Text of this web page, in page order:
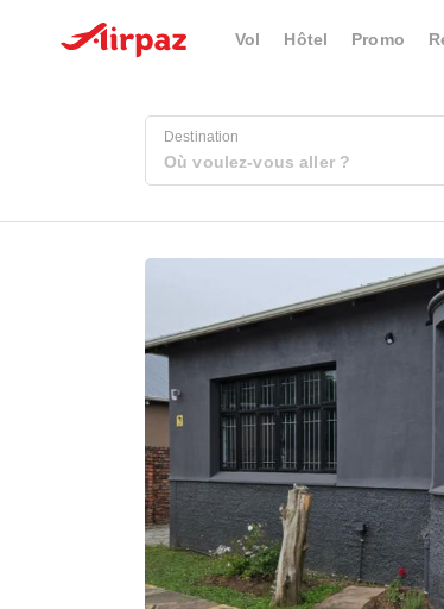
Vol Hôtel Promo
Destination